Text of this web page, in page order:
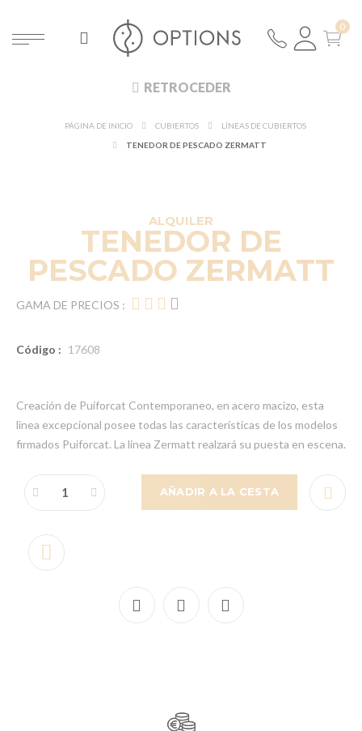
RETROCEDER
PÁGINA DE INICIO CUBIERTOS
LÍNEAS DE CUBIERTOS
TENEDOR DE PESCADO ZERMATT
ALQUILER
TENEDOR DE
PESCADO ZERMATT
GAMA DE PRECIOS :
Código : 17608
Creación de Puiforcat Contemporaneo, en acero macizo, esta
linea excepcional posee todas las características de los modelos
firmados Puiforcat. La linea Zermatt realzará su puesta en escena.
AÑADIR A LA CESTA